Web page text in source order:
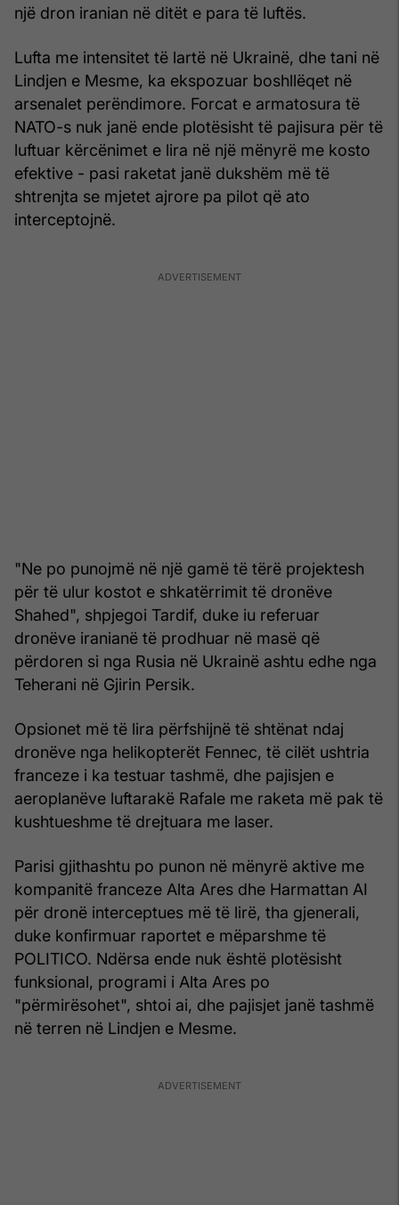
një dron iranian në ditët e para të luftës.
Lufta me intensitet të lartë në Ukrainë, dhe tani në
Lindjen e Mesme, ka ekspozuar boshllëqet në
arsenalet perëndimore. Forcat e armatosura të
NATO-s nuk janë ende plotësisht të pajisura për të
luftuar kërcënimet e lira në një mënyrë me kosto
efektive - pasi raketat janë dukshëm më të
shtrenjta se mjetet ajrore pa pilot që ato
interceptojnë.
"Ne po punojmë në një gamë të tërë projektesh
për të ulur kostot e shkatërrimit të dronëve
Shahed", shpjegoi Tardif, duke iu referuar
dronëve iranianë të prodhuar në masë që
përdoren si nga Rusia në Ukrainë ashtu edhe nga
Teherani në Gjirin Persik.
Opsionet më të lira përfshijnë të shtënat ndaj
dronëve nga helikopterët Fennec, të cilët ushtria
franceze i ka testuar tashmë, dhe pajisjen e
aeroplanëve luftarakë Rafale me raketa më pak të
kushtueshme të drejtuara me laser.
Parisi gjithashtu po punon në mënyrë aktive me
kompanitë franceze Alta Ares dhe Harmattan AI
për dronë interceptues më të lirë, tha gjenerali,
duke konfirmuar raportet e mëparshme të
POLITICO. Ndërsa ende nuk është plotësisht
funksional, programi i Alta Ares po
"përmirësohet", shtoi ai, dhe pajisjet janë tashmë
në terren në Lindjen e Mesme.